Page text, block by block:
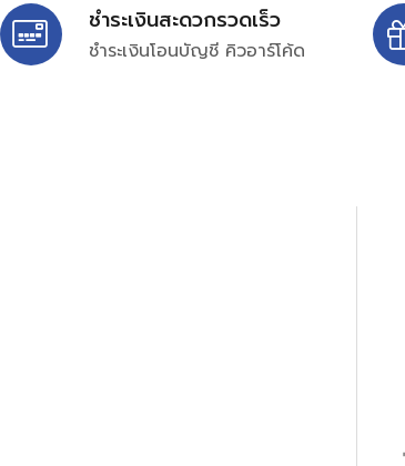
ชำระเงินสะดวกรวดเร็ว
ชำระเงินโอนบัญชี คิวอาร์โค้ด